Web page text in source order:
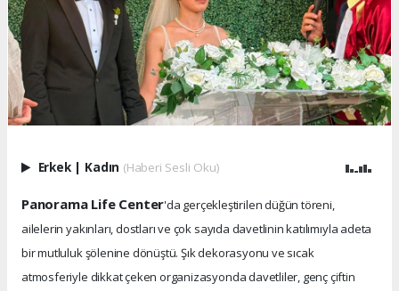
Erkek | Kadın (Haberi Sesli Oku)
Panorama Life Center'da gerçekleştirilen düğün töreni,
ailelerin yakınları, dostları ve çok sayıda davetlinin katılımıyla adeta
bir mutluluk şölenine dönüştü. Şık dekorasyonu ve sıcak
atmosferiyle dikkat çeken organizasyonda davetliler, genç çiftin